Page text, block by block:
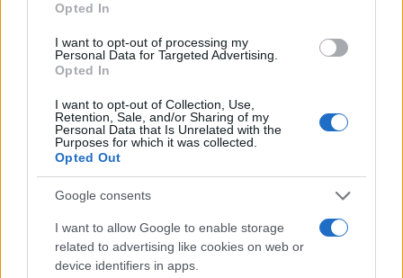
Opted In
I want to opt-out of processing my
Personal Data for Targeted Advertising.
Opted In
I want to opt-out of Collection, Use,
Retention, Sale, and/or Sharing of my
Personal Data that Is Unrelated with the
Purposes for which it was collected.
Opted Out
Google consents
I want to allow Google to enable storage
related to advertising like cookies on web or
device identifiers in apps.
– mondta Róháni egy televíziós beszédben,
országa számára nagy sikernek nevezve az
ENSZ BT-ben született döntést.
Mike Pompeo amerikai külügyminiszter
„megbocsáthatatlannak” minősítette a
döntést. „Ez egy súlyos hiba, sajnáljuk” –
jelentette ki szombaton, a lengyelországi
látogatásán tartott sajtóértekezleten. Gabi